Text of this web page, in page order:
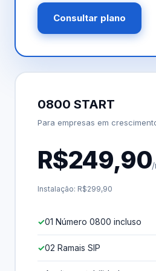
Consultar plano
0800 START
Para empresas em
R$249,90
Instalação: R$299,90
01 Número 0800 incluso
02 Ramais SIP